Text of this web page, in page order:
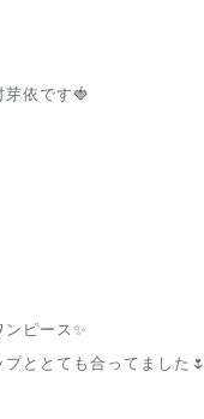
芽依です🍓
ピース✨
ととても合ってました🌷